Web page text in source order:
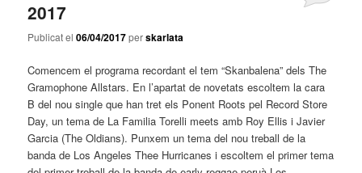
2017
Publicat el06/04/2017perskarlata
Comencem el programa recordant el tem “Skanbalena” dels The
Gramophone Allstars. En l’apartat de novetats escoltem la cara
B del nou single que han tret els Ponent Roots pel Record Store
Day, un tema de La Familia Torelli meets amb Roy Ellis i Javier
Garcia (The Oldians). Punxem un tema del nou treball de la
banda de Los Angeles Thee Hurricanes i escoltem el primer tema